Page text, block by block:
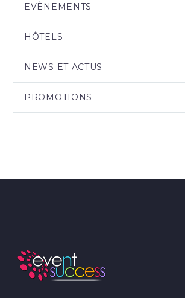
EVÈNEMENTS
HÔTELS
NEWS ET ACTUS
PROMOTIONS